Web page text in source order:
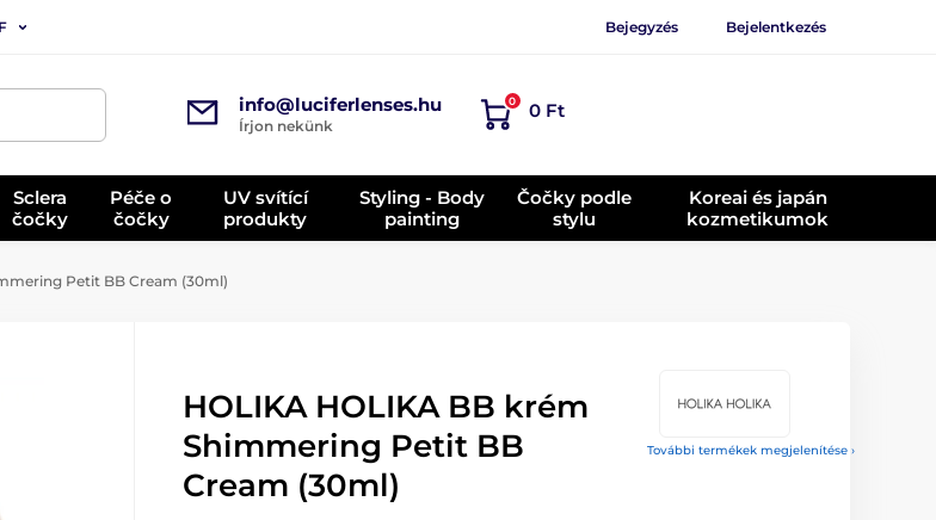
Bejegyzés Bejelentkezés
info@luciferlenses.hu
Írjon nekünk
0 0 Ft
Sclera
čočky
Péče o
čočky
UV svítící
produkty
Styling - Body
painting
Čočky podle
stylu
Koreai és japán
kozmetikumok
Petit BB Cream (30ml)
További termékek megjelenítése ›
HOLIKA HOLIKA BB krém
Shimmering Petit BB
Cream (30ml)